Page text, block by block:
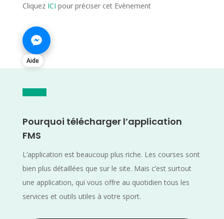
Cliquez ICI pour préciser cet Evènement
Aide
Pourquoi télécharger l’application
FMS
L’application est beaucoup plus riche. Les courses sont
bien plus détaillées que sur le site. Mais c’est surtout
une application, qui vous offre au quotidien tous les
services et outils utiles à votre sport.